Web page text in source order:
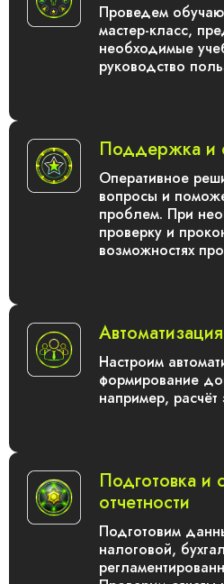
Проведем
мастер-класс,
необходимые
руководство
Поддержка и
Оперативное
вопросы и
проблем. При
проверку и
возможностях
Настроим
формирование
например,
Подготовка и
отчетности
Подготовим
налоговой,